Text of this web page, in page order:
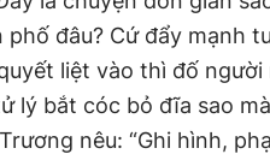
đâu? Cứ đẩy mạnh
liệt vào thì đố người
lý bắt cóc bỏ đĩa sao
nêu: “Ghi hình,